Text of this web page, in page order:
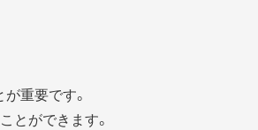
重要です。
とができます。